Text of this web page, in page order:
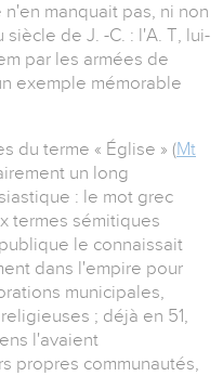
manquait pas, ni non
de J. -C. : l'A. T, lui-
par les armées de
exemple mémorable
du terme « Église » (Mt
un long
: le mot grec
termes sémitiques
le connaissait
dans l'empire pour
municipales,
; déjà en 51,
l'avaient
propres communautés,